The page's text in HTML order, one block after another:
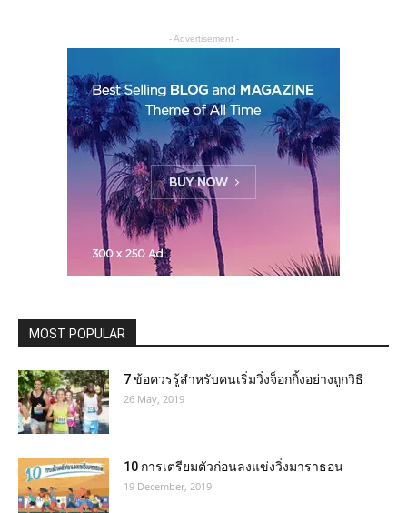
- Advertisement -
MOST POPULAR
7 ข้อควรรู้สำหรับคนเริ่มวิ่งจ็อกกิ้งอย่างถูกวิธี
26 May, 2019
10 การเตรียมตัวก่อนลงแข่งวิ่งมาราธอน
19 December, 2019